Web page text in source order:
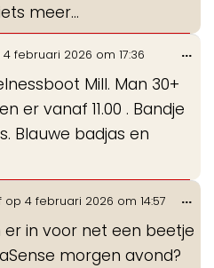
meer…
4 februari 2026 om 17:36
Mill. Man 30+
er vanaf 11.00 . Bandje
Blauwe badjas en
...
op 4 februari 2026 om 14:57
er in voor net een beetje
morgen avond?
...